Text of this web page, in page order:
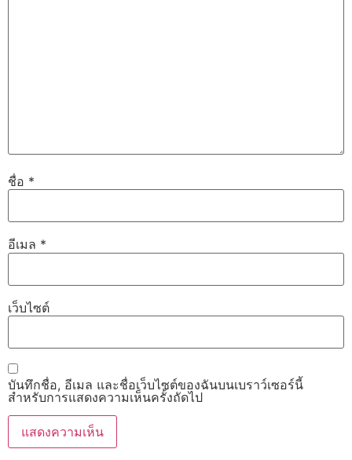
ชื่อ *
อีเมล *
เว็บไซต์
บันทึกชื่อ, อีเมล และชื่อเว็บไซต์ของฉันบนเบราว์เซอร์นี้
สำหรับการแสดงความเห็นครั้งถัดไป